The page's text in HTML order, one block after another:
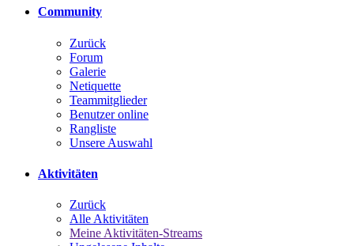
Community
Zurück
Forum
Galerie
Netiquette
Teammitglieder
Benutzer online
Rangliste
Unsere Auswahl
Aktivitäten
Zurück
Alle Aktivitäten
Meine Aktivitäten-Streams